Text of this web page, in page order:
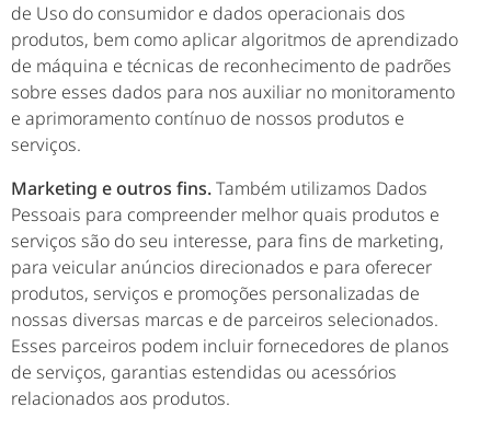
de Uso do consumidor e dados operacionais dos
produtos, bem como aplicar algoritmos de aprendizado
de máquina e técnicas de reconhecimento de padrões
sobre esses dados para nos auxiliar no monitoramento
e aprimoramento contínuo de nossos produtos e
serviços.
Marketing e outros fins.Também utilizamos Dados
Pessoais para compreender melhor quais produtos e
serviços são do seu interesse, para fins de marketing,
para veicular anúncios direcionados e para oferecer
produtos, serviços e promoções personalizadas de
nossas diversas marcas e de parceiros selecionados.
Esses parceiros podem incluir fornecedores de planos
de serviços, garantias estendidas ou acessórios
relacionados aos produtos.